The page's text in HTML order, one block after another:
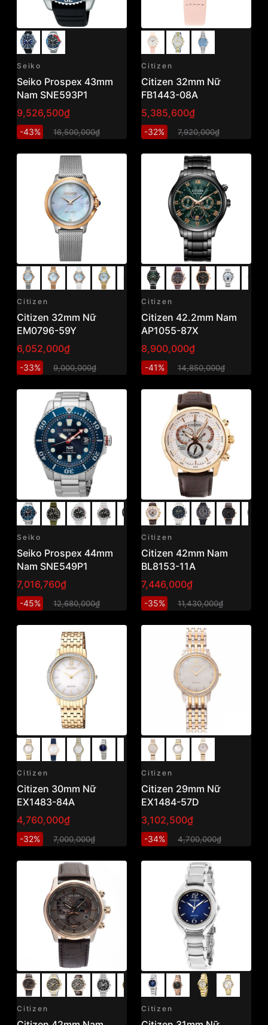
Seiko
Seiko Prospex 43mm
Nam SNE593P1
9,526,500₫
-43% 16,500,000₫
Citizen
Citizen 32mm Nữ
FB1443-08A
5,385,600₫
-32% 7,920,000₫
Citizen
Citizen 32mm Nữ
EM0796-59Y
6,052,000₫
-33% 9,000,000₫
Citizen
Citizen 42.2mm Nam
AP1055-87X
8,900,000₫
-41% 14,850,000₫
Seiko
Seiko Prospex 44mm
Nam SNE549P1
7,016,760₫
-45% 12,680,000₫
Citizen
Citizen 42mm Nam
BL8153-11A
7,446,000₫
-35% 11,430,000₫
Citizen
Citizen 30mm Nữ
EX1483-84A
4,760,000₫
-32% 7,000,000₫
Citizen
Citizen 29mm Nữ
EX1484-57D
3,102,500₫
-34% 4,700,000₫
Citizen Citizen